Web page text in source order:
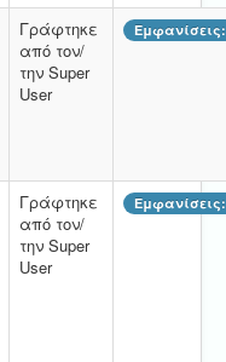
Γράφτηκε
από τον/
την Super
User
Εμφανίσεις:
Γράφτηκε
από τον/
την Super
User
Εμφανίσεις: